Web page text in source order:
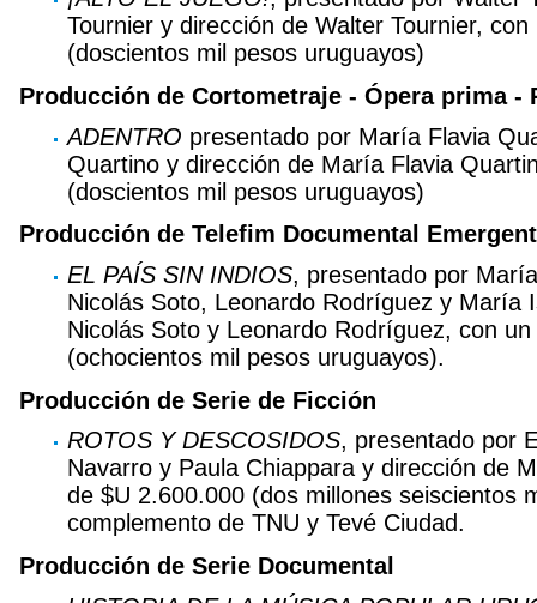
Tournier y dirección de Walter Tournier,
(doscientos mil pesos uruguayos)
Producción de Cortometraje - Ópera prima -
ADENTRO presentado por María Flavia
Quartino y dirección de María Flavia
(doscientos mil pesos uruguayos)
Producción de Telefim Documental
EL PAÍS SIN INDIOS, presentado por
Nicolás Soto, Leonardo Rodríguez y María
Nicolás Soto y Leonardo Rodríguez, con
(ochocientos mil pesos uruguayos).
Producción de Serie de Ficción
ROTOS Y DESCOSIDOS, presentado por
Navarro y Paula Chiappara y dirección de
de $U 2.600.000 (dos millones seiscientos
complemento de TNU y Tevé Ciudad.
Producción de Serie Documental